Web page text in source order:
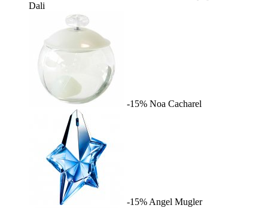
Dali
-15% Noa Cacharel
-15% Angel Mugler